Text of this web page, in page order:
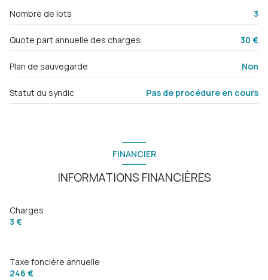
Nombre de lots 3
Quote part annuelle des charges 30 €
Plan de sauvegarde Non
Statut du syndic Pas de procédure en cours
FINANCIER
INFORMATIONS FINANCIÈRES
Charges
3 €
Taxe foncière annuelle
246 €